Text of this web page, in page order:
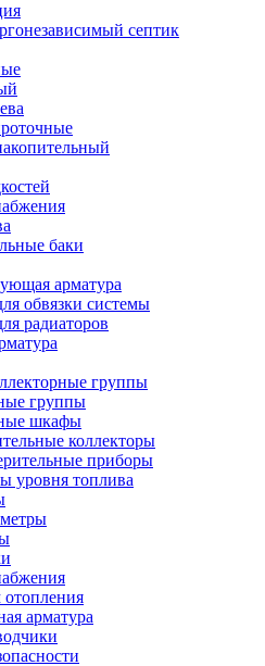
септик
баки
арматура
обвязки системы
радиаторов
группы
группы
шкафы
коллекторы
приборы
уровня топлива
отопления
арматура